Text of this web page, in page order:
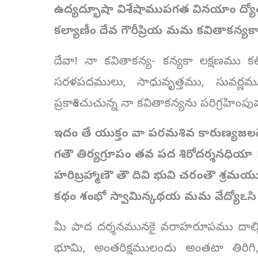
ఉద్యద్భూషా విశేషాముపగత వినయాం
కల్యాణీం దేవ గౌరీప్రియ మమ
దేవా! నా కవితాకన్య- కన్యకా లక్షణము
సరళపదములు, సాధువృత్తము,
ప్రకాశించుచున్న నా కవితాకన్యను
ఇదం తే యుక్తం వా పరమశివ
గతౌ తిర్యగ్రూపం తవ పద శిరోదర్శనధియా
హరిబ్రహ్మాణౌ తౌ దివి భువి చరంతౌ
కథం శంభో స్వామిన్కథయ మమ వేద్యోఽసి
మీ పాద దర్శనమునకై వరాహరూపము దాల్చి
భూమి, అంతరిక్షములందు అంతటా